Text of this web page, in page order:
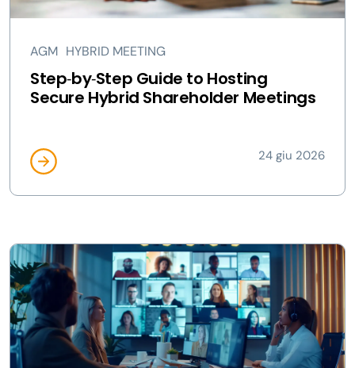
AGM HYBRID MEETING
Step‑by‑Step Guide to Hosting
Secure Hybrid Shareholder Meetings
24 giu 2026